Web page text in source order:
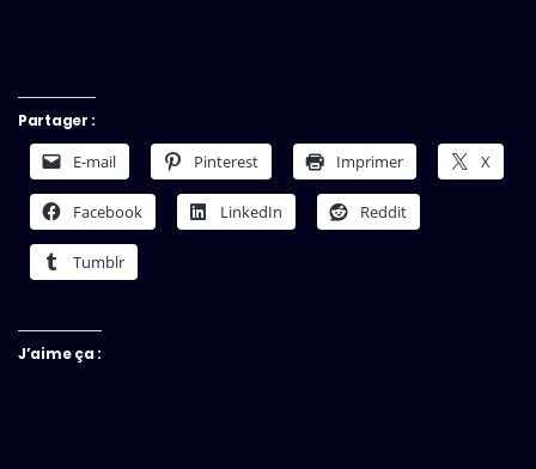
Partager :
E-mail Pinterest Imprimer X
Facebook LinkedIn Reddit
Tumblr
J’aime ça :